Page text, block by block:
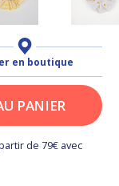
en boutique
PANIER
de 79€ avec